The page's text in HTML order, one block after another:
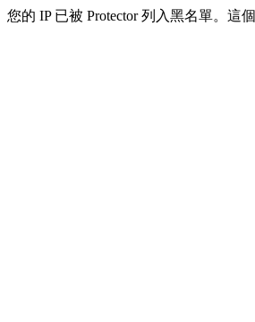
您的 IP 已被 Protector 列入黑名單。這